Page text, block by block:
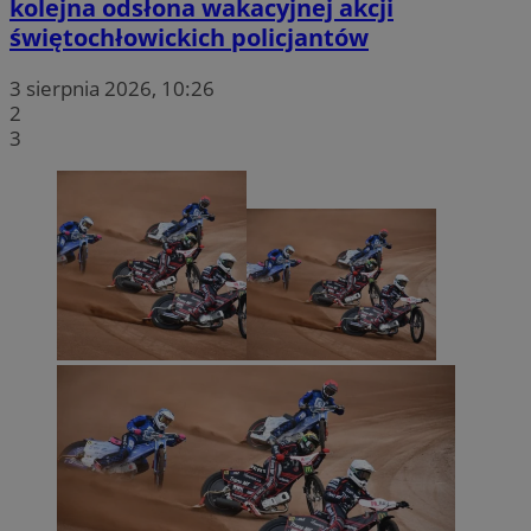
kolejna odsłona wakacyjnej akcji
świętochłowickich policjantów
3 sierpnia 2026, 10:26
2
3
prywatności Google